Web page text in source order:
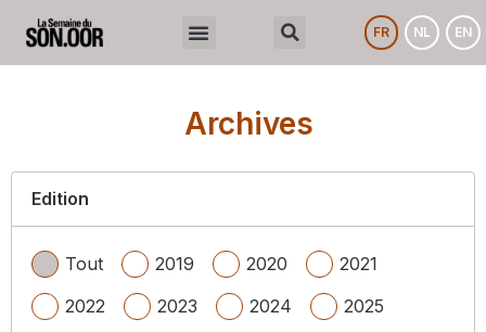
FR NL EN
Archives
Edition
Tout 2019 2020
2021
2022
2023 2024
2025